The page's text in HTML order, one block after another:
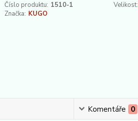
Číslo produktu: 1510-1 Velikost:
Značka: KUGO
Komentáře 0